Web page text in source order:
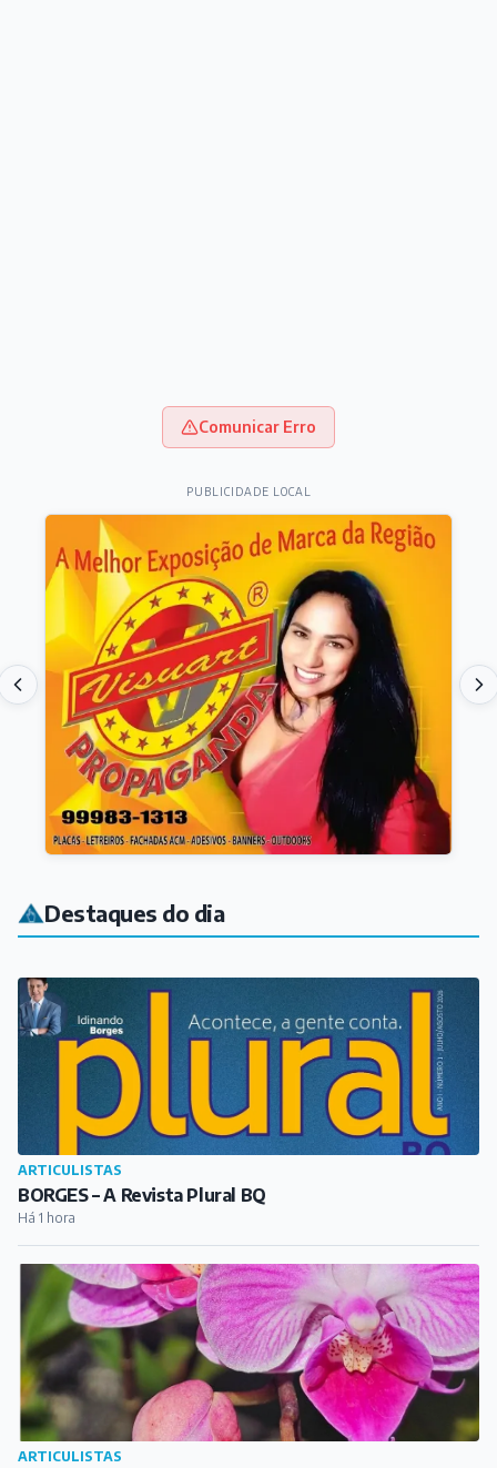
Comunicar Erro
PUBLICIDADE LOCAL
Destaques do dia
ARTICULISTAS
BORGES – A Revista Plural BQ
Há 1 hora
ARTICULISTAS